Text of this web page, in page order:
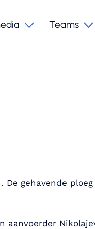
Teams
De gehavende
aanvoerder